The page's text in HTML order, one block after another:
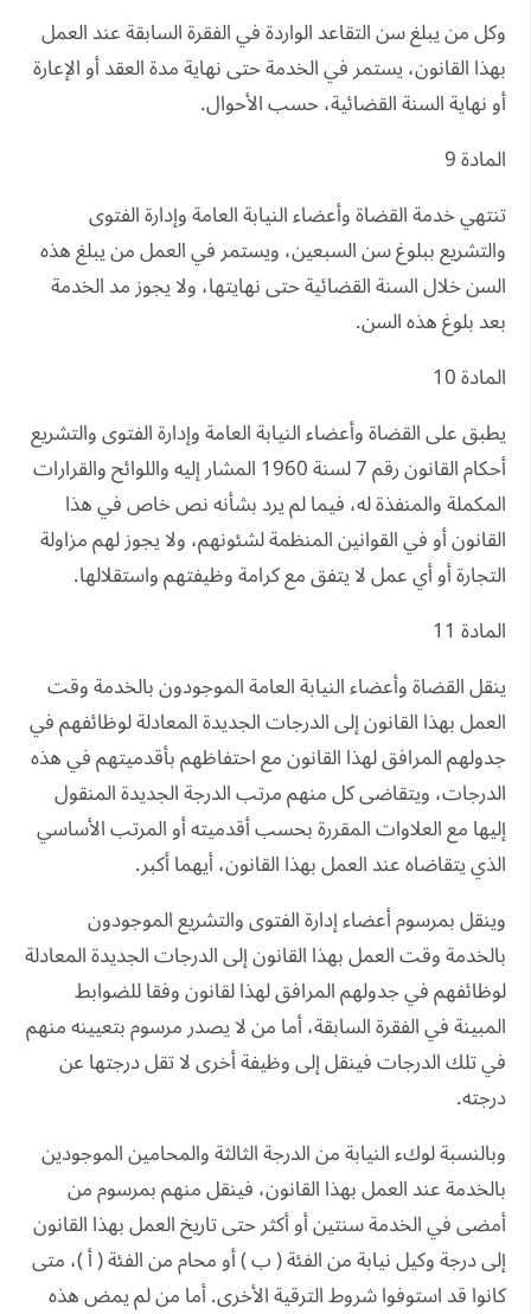
وكل من يبلغ سن التقاعد الواردة في الفقرة السابقة عند العمل
بهذا القانون، يستمر في الخدمة حتى نهاية مدة العقد أو الإعارة
أو نهاية السنة القضائية، حسب الأحوال.
المادة 9
تنتهي خدمة القضاة وأعضاء النيابة العامة وإدارة الفتوى
والتشريع ببلوغ سن السبعين، ويستمر في العمل من يبلغ هذه
السن خلال السنة القضائية حتى نهايتها، ولا يجوز مد الخدمة
بعد بلوغ هذه السن.
المادة 10
يطبق على القضاة وأعضاء النيابة العامة وإدارة الفتوى والتشريع
أحكام القانون رقم 7 لسنة 1960 المشار إليه واللوائح والقرارات
المكملة والمنفذة له، فيما لم يرد بشأنه نص خاص في هذا
القانون أو في القوانين المنظمة لشئونهم، ولا يجوز لهم مزاولة
التجارة أو أي عمل لا يتفق مع كرامة وظيفتهم واستقلالها.
المادة 11
ينقل القضاة وأعضاء النيابة العامة الموجودون بالخدمة وقت
العمل بهذا القانون إلى الدرجات الجديدة المعادلة لوظائفهم في
جدولهم المرافق لهذا القانون مع احتفاظهم بأقدميتهم في هذه
الدرجات، ويتقاضى كل منهم مرتب الدرجة الجديدة المنقول
إليها مع العلاوات المقررة بحسب أقدميته أو المرتب الأساسي
الذي يتقاضاه عند العمل بهذا القانون، أيهما أكبر.
وينقل بمرسوم أعضاء إدارة الفتوى والتشريع الموجودون
بالخدمة وقت العمل بهذا القانون إلى الدرجات الجديدة المعادلة
لوظائفهم في جدولهم المرافق لهذا لقانون وفقا للضوابط
المبينة في الفقرة السابقة، أما من لا يصدر مرسوم بتعيينه منهم
في تلك الدرجات فينقل إلى وظيفة أخرى لا تقل درجتها عن
درجته.
وبالنسبة لوكء النيابة من الدرجة الثالثة والمحامين الموجودين
بالخدمة عند العمل بهذا القانون، فينقل منهم بمرسوم من
أمضى في الخدمة سنتين أو أكثر حتى تاريخ العمل بهذا القانون
إلى درجة وكيل نيابة من الفئة ( ب ) أو محام من الفئة ( أ )، متى
كانوا قد استوفوا شروط الترقية الأخرى. أما من لم يمض هذه